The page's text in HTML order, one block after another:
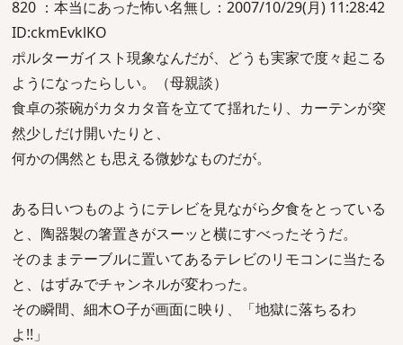
820 ：本当にあった怖い名無し：2007/10/29(月) 11:28:42
ID:ckmEvklKO
ポルターガイスト現象なんだが、どうも実家で度々起こる
ようになったらしい。（母親談）
食卓の茶碗がカタカタ音を立てて揺れたり、カーテンが突
然少しだけ開いたりと、
何かの偶然とも思える微妙なものだが。
ある日いつものようにテレビを見ながら夕食をとっている
と、陶器製の箸置きがスーッと横にすべったそうだ。
そのままテーブルに置いてあるテレビのリモコンに当たる
と、はずみでチャンネルが変わった。
その瞬間、細木○子が画面に映り、「地獄に落ちるわ
よ!!」